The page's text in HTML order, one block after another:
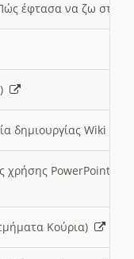
έφτασα να ζω στην
δημιουργίας Wiki
χρήσης PowerPoint
Κούρια)